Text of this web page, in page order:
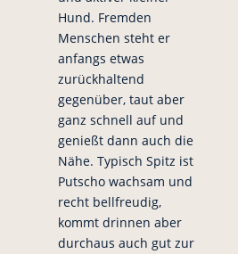
Hund. Fremden
Menschen steht er
anfangs etwas
zurückhaltend
gegenüber, taut aber
ganz schnell auf und
genießt dann auch die
Nähe. Typisch Spitz ist
Putscho wachsam und
recht bellfreudig,
kommt drinnen aber
durchaus auch gut zur